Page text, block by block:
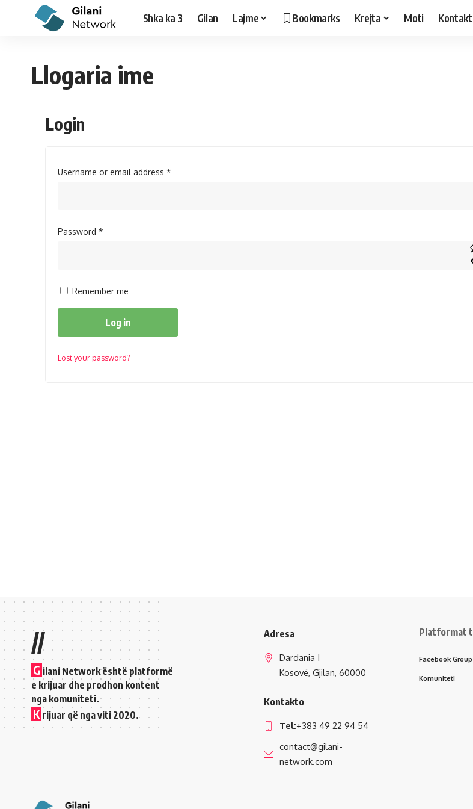
Shka ka 3 Gilan Lajme Bookmarks Krejta Moti
Llogaria ime
Login
Username or email address*
Password*
Remember me
Log in
Lost your password?
//
G ilani Network është platformë
e krijuar dhe prodhon kontent
nga komuniteti.
K rijuar që nga viti 2020.
Adresa
Dardania I
Kosovë, Gjilan, 60000
Kontakto
Tel:+383 49 22 94 54
contact@gilani-
network.com
Platformat
Facebook
Komuniteti